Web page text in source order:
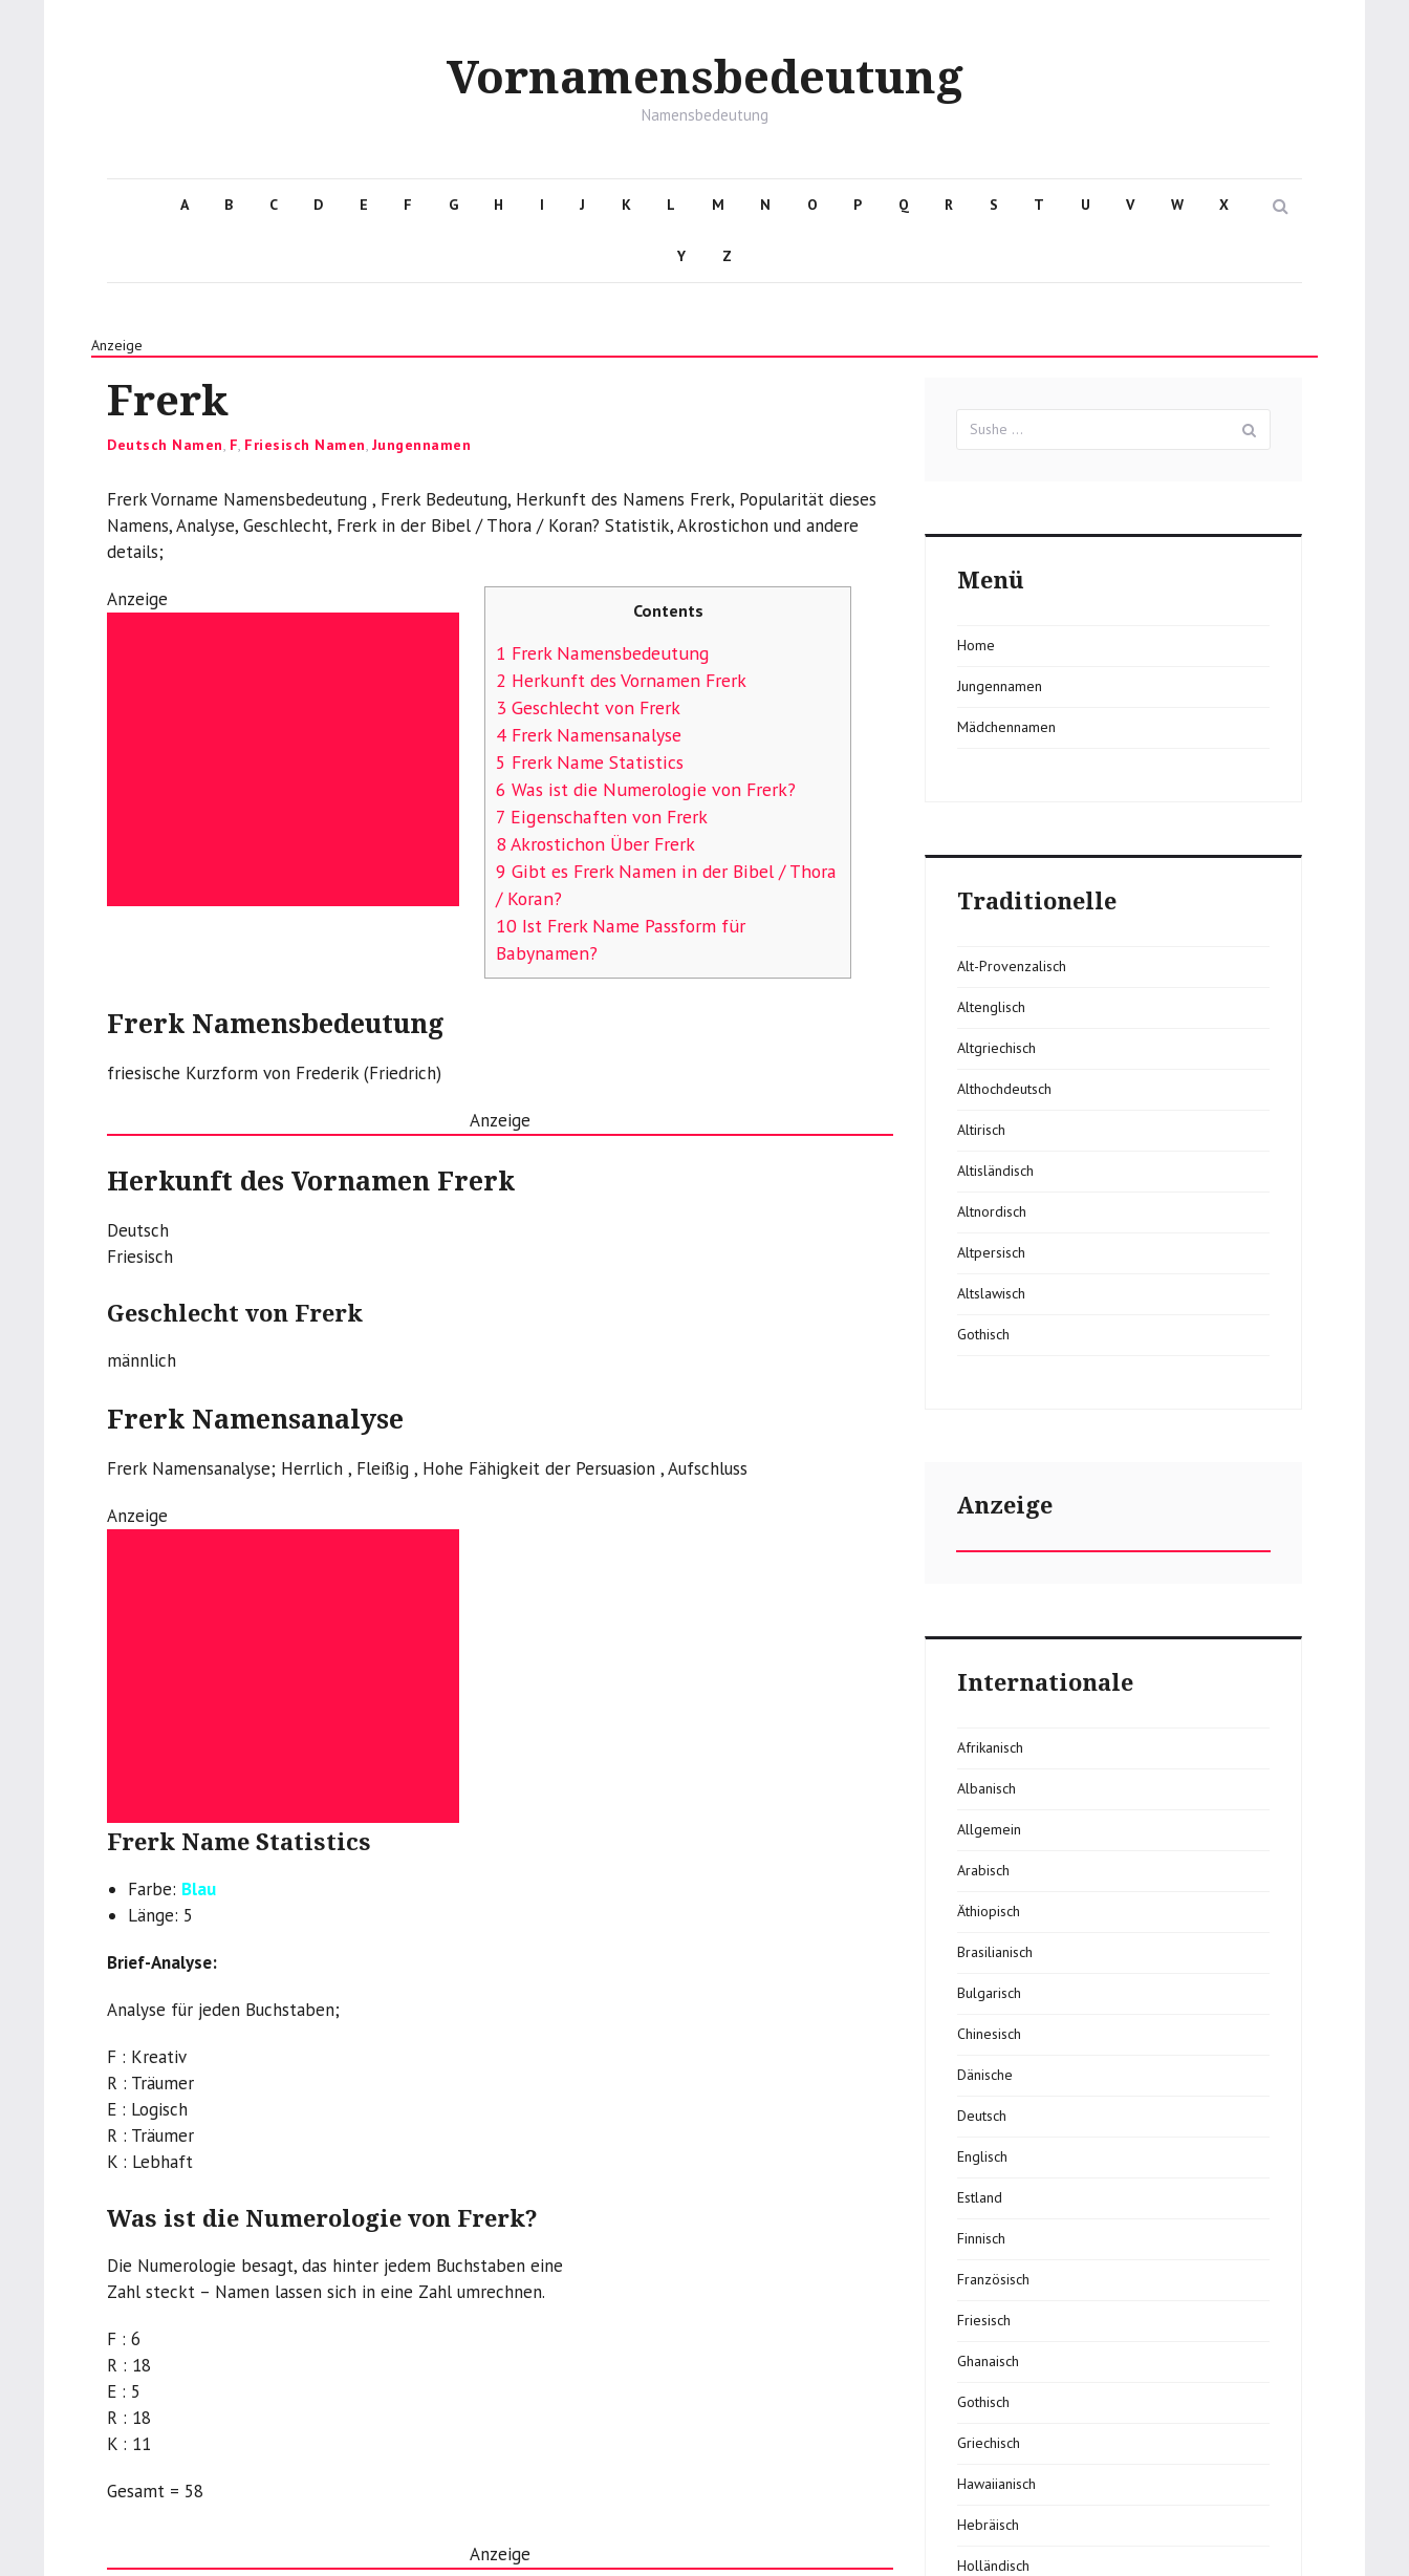
Vornamensbedeutung
Namensbedeutung
A B C D E F G H I J K L M N O P Q R S T U V W X
Y Z
Anzeige
Frerk
Categories
Deutsch Namen, F, Friesisch Namen, Jungennamen
Frerk Vorname Namensbedeutung , Frerk Bedeutung, Herkunft des Namens Frerk, Popularität dieses
Namens, Analyse, Geschlecht, Frerk in der Bibel / Thora / Koran? Statistik, Akrostichon und andere
details;
Anzeige Contents
1 Frerk Namensbedeutung
2 Herkunft des Vornamen Frerk
3 Geschlecht von Frerk
4 Frerk Namensanalyse
5 Frerk Name Statistics
6 Was ist die Numerologie von Frerk?
7 Eigenschaften von Frerk
8 Akrostichon Über Frerk
9 Gibt es Frerk Namen in der Bibel / Thora
/ Koran?
10 Ist Frerk Name Passform für
Babynamen?
Frerk Namensbedeutung
friesische Kurzform von Frederik (Friedrich)
Anzeige
Herkunft des Vornamen Frerk
Deutsch
Friesisch
Geschlecht von Frerk
männlich
Frerk Namensanalyse
Frerk Namensanalyse; Herrlich , Fleißig , Hohe Fähigkeit der Persuasion , Aufschluss
Anzeige
Frerk Name Statistics
Farbe: Blau
Länge: 5
Brief-Analyse:
Analyse für jeden Buchstaben;
F : Kreativ
R : Träumer
E : Logisch
R : Träumer
K : Lebhaft
Was ist die Numerologie von Frerk?
Die Numerologie besagt, das hinter jedem Buchstaben eine
Zahl steckt – Namen lassen sich in eine Zahl umrechnen.
F : 6
R : 18
E : 5
R : 18
K : 11
Gesamt = 58
Anzeige
für:
Menü
Home
Jungennamen
Mädchennamen
Traditionelle
Alt-Provenzalisch
Altenglisch
Altgriechisch
Althochdeutsch
Altirisch
Altisländisch
Altnordisch
Altpersisch
Altslawisch
Gothisch
Anzeige
Internationale
Afrikanisch
Albanisch
Allgemein
Arabisch
Äthiopisch
Brasilianisch
Bulgarisch
Chinesisch
Dänische
Deutsch
Englisch
Estland
Finnisch
Französisch
Friesisch
Ghanaisch
Gothisch
Griechisch
Hawaiianisch
Hebräisch
Holländisch